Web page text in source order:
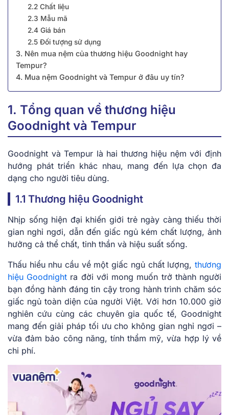
2.2 Chất liệu
2.3 Mẫu mã
2.4 Giá bán
2.5 Đối tượng sử dụng
3. Nên mua nệm của thương hiệu Goodnight hay
Tempur?
4. Mua nệm Goodnight và Tempur ở đâu uy tín?
1. Tổng quan về thương hiệu
Goodnight và Tempur
Goodnight và Tempur là hai thương hiệu nệm với định
hướng phát triển khác nhau, mang đến lựa chọn đa
dạng cho người tiêu dùng.
1.1 Thương hiệu Goodnight
Nhịp sống hiện đại khiến giới trẻ ngày càng thiếu thời
gian nghỉ ngơi, dẫn đến giấc ngủ kém chất lượng, ảnh
hưởng cả thể chất, tinh thần và hiệu suất sống.
Thấu hiểu nhu cầu về một giấc ngủ chất lượng, thương
hiệu Goodnight ra đời với mong muốn trở thành người
bạn đồng hành đáng tin cậy trong hành trình chăm sóc
giấc ngủ toàn diện của người Việt. Với hơn 10.000 giờ
nghiên cứu cùng các chuyên gia quốc tế, Goodnight
mang đến giải pháp tối ưu cho không gian nghỉ ngơi –
vừa đảm bảo công năng, tính thẩm mỹ, vừa hợp lý về
chi phí.